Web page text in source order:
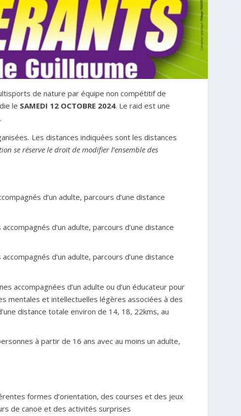
de nature par équipe non compétitif de
le SAMEDI 12 OCTOBRE 2024. Le raid est une
. Les distances indiquées sont les distances
se réserve le droit de modifier l’ensemble des
d’un adulte, parcours d’une distance
d’un adulte, parcours d’une distance
d’un adulte, parcours d’une distance
accompagnées d’un adulte ou d’un éducateur pour
mentales et intellectuelles légères associées à des
distance totale environ de 14, 18, 22kms, au
à partir de 16 ans avec au moins un adulte,
formes d’orientation, des courses et des jeux
de canoë et des activités surprises